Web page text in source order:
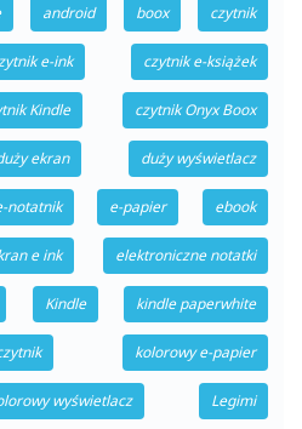
android boox czytnik
e-ink czytnik e-książek
Kindle czytnik Onyx Boox
ekran duży wyświetlacz
notatnik e-papier ebook
e ink elektroniczne notatki
Kindle kindle paperwhite
kolorowy e-papier
wyświetlacz Legimi